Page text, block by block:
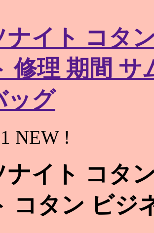
ナイト コタ
修理 期間 サ
ッグ
NEW !
ナイト コタ
コタン ビジ